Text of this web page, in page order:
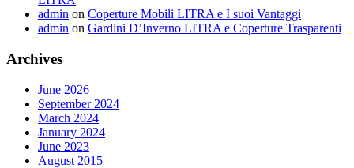
admin on Coperture Mobili LITRA e I suoi Vantaggi
admin on Gardini D’Inverno LITRA e Coperture Trasparenti
Archives
June 2026
September 2024
March 2024
January 2024
June 2023
August 2015